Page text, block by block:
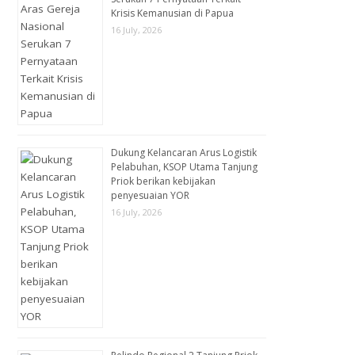
Krisis Kemanusian di Papua
16 July, 2026
Dukung Kelancaran Arus Logistik
Pelabuhan, KSOP Utama Tanjung
Priok berikan kebijakan
penyesuaian YOR
16 July, 2026